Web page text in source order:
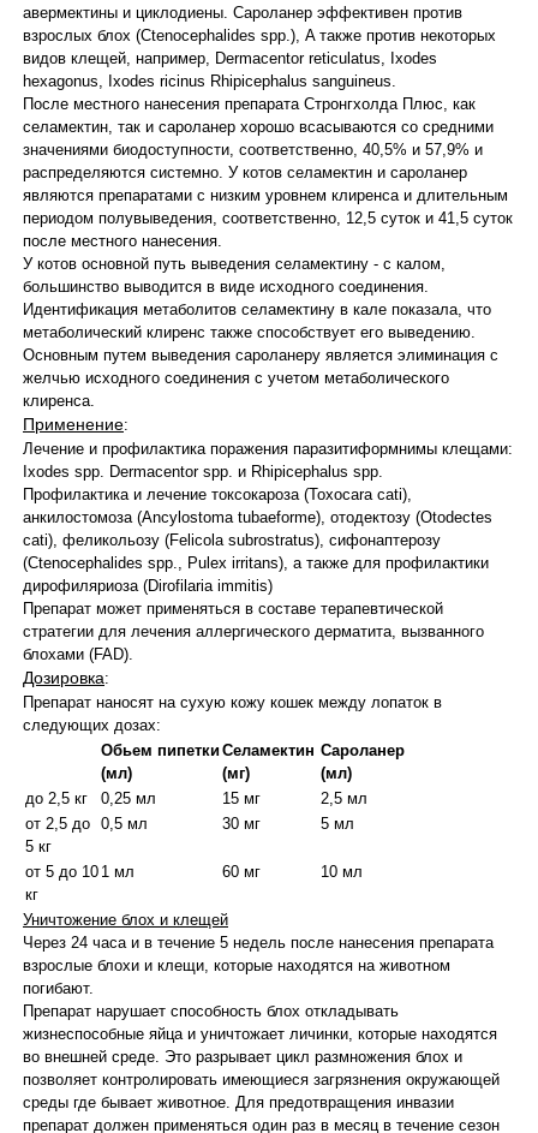
авермектины и циклодиены. Caрoлaнeр эффективен против
взрослых блох (Ctenocephalides spp.), A также против некоторых
видов клещей, например, Dermacentor reticulatus, Ixodes
hexagonus, Ixodes ricinus Rhipicephalus sanguineus.
После местного нанесения препарата Стронгхолда Плюс, как
селамектин, так и сароланер хорошо всасываются со средними
значениями биодоступности, соответственно, 40,5% и 57,9% и
распределяются системно. У котов селамектин и сароланер
являются препаратами с низким уровнем клиренса и длительным
периодом полувыведения, соответственно, 12,5 суток и 41,5 суток
после местного нанесения.
У котов основной путь выведения селамектину - с калом,
большинство выводится в виде исходного соединения.
Идентификация метаболитов селамектину в кале показала, что
метаболический клиренс также способствует его выведению.
Основным путем выведения сароланеру является элиминация с
желчью исходного соединения с учетом метаболического
клиренса.
Применение:
Лечение и профилактика поражения паразитиформнимы клещами:
Ixodes spp. Dermacentor spp. и Rhipicephalus spp.
Профилактика и лечение токсокароза (Toxocara cati),
анкилостомоза (Ancylostoma tubaeforme), отодектозу (Otodectes
cati), феликольозу (Felicola subrostratus), сифонаптерозу
(Ctenocephalides spp., Pulex irritans), a также для профилактики
дирофиляриоза (Dirofilaria immitis)
Препарат может применяться в составе терапевтической
стратегии для лечения аллергического дерматита, вызванного
блохами (FAD).
Дозировка:
Препарат наносят на сухую кожу кошек между лопаток в
следующих дозах:
Обьем пипетки
(мл)
Селамектин
(мг)
Сароланер
(мл)
до 2,5 кг
0,25 мл 15 мг
2,5 мл
от 2,5 до
5 кг
0,5 мл 30 мг 5 мл
от 5 до 10
кг
1 мл 60 мг 10 мл
Уничтожение блох и клещей
Через 24 часа и в течение 5 недель после нанесения препарата
взрослые блохи и клещи, которые находятся на животном
погибают.
Препарат нарушает способность блох откладывать
жизнеспособные яйца и уничтожает личинки, которые находятся
во внешней среде. Это разрывает цикл размножения блох и
позволяет контролировать имеющиеся загрязнения окружающей
среды где бывает животное. Для предотвращения инвазии
препарат должен применяться один раз в месяц в течение сезон